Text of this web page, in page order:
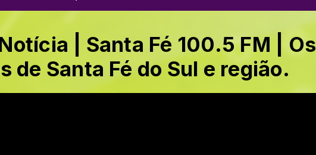
| Santa Fé 100.5 FM | Os
de Santa Fé do Sul e região.